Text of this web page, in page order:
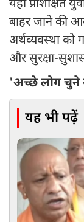
यहीं प्रशिक्षित
बाहर जाने की
अर्थव्यवस्था को
और सुरक्षा-
'अच्छे लोग चुने
यह भी पढ़ें